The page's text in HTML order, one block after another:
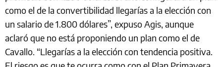
como el de la convertibilidad llegarías a la elección con
un salario de 1.800 dólares”, expuso Agis, aunque
aclaró que no está proponiendo un plan como el de
Cavallo. “Llegarías a la elección con tendencia positiva.